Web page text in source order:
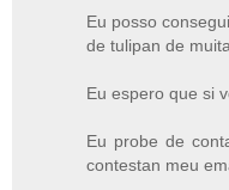
Eu posso
de tulipan de
Eu espero que si
Eu probe de
contestan meu